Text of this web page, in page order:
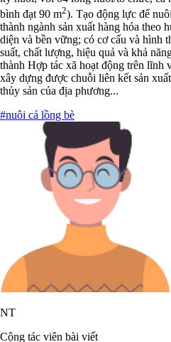
bình đạt 90 m2). Tạo động lực để
thành ngành sản xuất hàng hóa theo
diện và bền vững; có cơ cấu và hình
suất, chất lượng, hiệu quả và khả
thành Hợp tác xã hoạt động trên lĩnh
xây dựng được chuỗi liên kết sản
thủy sản của địa phương...
#nuôi cá lồng bè
NT
Cộng tác viên bài viết